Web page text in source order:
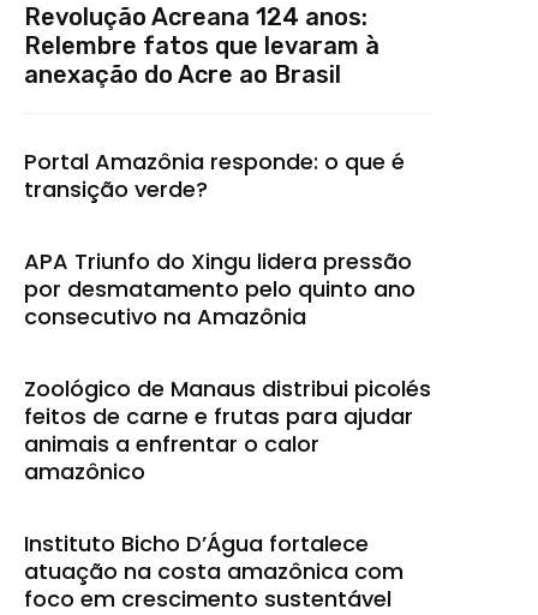
Revolução Acreana 124 anos:
Relembre fatos que levaram à
anexação do Acre ao Brasil
Portal Amazônia responde: o que é
transição verde?
APA Triunfo do Xingu lidera pressão
por desmatamento pelo quinto ano
consecutivo na Amazônia
Zoológico de Manaus distribui picolés
feitos de carne e frutas para ajudar
animais a enfrentar o calor
amazônico
Instituto Bicho D’Água fortalece
atuação na costa amazônica com
foco em crescimento sustentável